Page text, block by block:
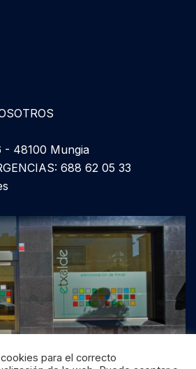
- 48100 Mungia
688 62 05 33
para el correcto